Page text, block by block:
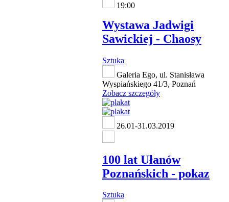
19:00
Wystawa Jadwigi
Sawickiej - Chaosy
Sztuka
Galeria Ego, ul. Stanisława
Wyspiańskiego 41/3, Poznań
Zobacz szczegóły
26.01-31.03.2019
100 lat Ułanów
Poznańskich - pokaz
Sztuka